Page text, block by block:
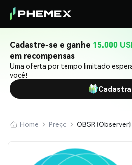
Cadastre-se e ganhe 15.000
em recompensas
Uma oferta por tempo limitado
você!
Home Preço OBSR (Observer)